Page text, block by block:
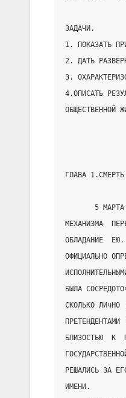
ЗАДАЧИ.
1. ПОКАЗАТЬ
2. ДАТЬ
3.
4.ОПИСАТЬ
ОБЩЕСТВЕННОЙ
ГЛАВА
5
МЕХАНИЗМА
ОБЛАДАНИЕ
ОФИЦИАЛЬНО
БЫЛА
СКОЛЬКО
БЛИЗОСТЬЮ  К
РЕШАЛИСЬ ЗА
ИМЕНИ.